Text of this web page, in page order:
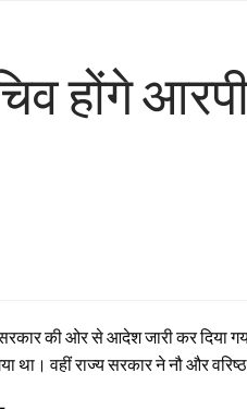
होंगे
की ओर से आदेश जारी कर
वहीं राज्य सरकार ने नौ और